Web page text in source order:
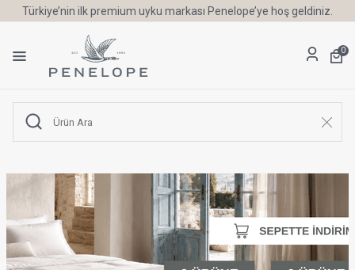
Türkiye’nin ilk premium uyku markası Penelope’ye hoş geldiniz.
0